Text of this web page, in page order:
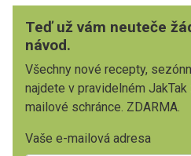
Teď už vám neuteče
návod.
Všechny nové recepty,
najdete v pravidelném
mailové schránce. ZDARMA.
Vaše e-mailová adresa